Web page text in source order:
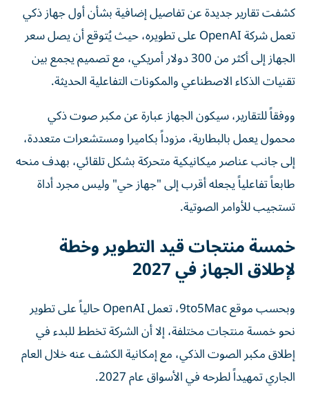
كشفت تقارير جديدة عن تفاصيل إضافية بشأن أول جهاز ذكي
تعمل شركة OpenAI على تطويره، حيث يُتوقع أن يصل سعر
الجهاز إلى أكثر من 300 دولار أمريكي، مع تصميم يجمع بين
تقنيات الذكاء الاصطناعي والمكونات التفاعلية الحديثة.
ووفقاً للتقارير، سيكون الجهاز عبارة عن مكبر صوت ذكي
محمول يعمل بالبطارية، مزوداً بكاميرا ومستشعرات متعددة،
إلى جانب عناصر ميكانيكية متحركة بشكل تلقائي، بهدف منحه
طابعاً تفاعلياً يجعله أقرب إلى "جهاز حي" وليس مجرد أداة
تستجيب للأوامر الصوتية.
خمسة منتجات قيد التطوير وخطة
لإطلاق الجهاز في 2027
وبحسب موقع 9to5Mac، تعمل OpenAI حالياً على تطوير
نحو خمسة منتجات مختلفة، إلا أن الشركة تخطط للبدء في
إطلاق مكبر الصوت الذكي، مع إمكانية الكشف عنه خلال العام
الجاري تمهيداً لطرحه في الأسواق عام 2027.